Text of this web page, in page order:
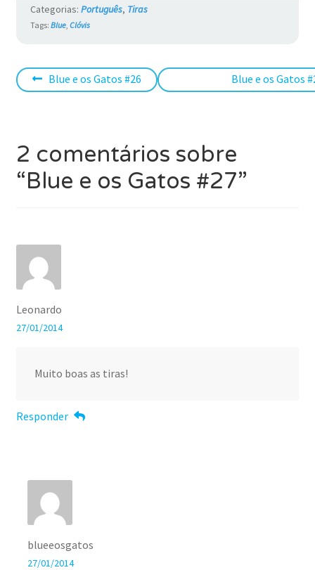
Categorias: Português, Tiras
Tags: Blue, Clóvis
Navegação
Post
Blue e os Gatos #26
Próximo
Blue e os Gatos
2 comentários sobre
“Blue e os Gatos #27”
Leonardo
27/01/2014
Muito boas as tiras!
Responder
blueeosgatos
27/01/2014